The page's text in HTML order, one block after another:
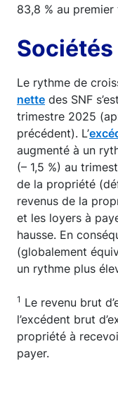
83,8 % au
Le rythme de
nette des SNF
trimestre 2025
précédent). L’
augmenté à un
(– 1,5 %) au
de la propriété
revenus de la
et les loyers à
hausse. En
(globalement
un rythme plus
1 Le revenu brut
l’excédent brut
propriété à
payer.